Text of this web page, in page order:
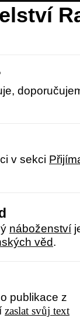
v sekci
náboženství
věd.
publikace z
zaslat svůj text